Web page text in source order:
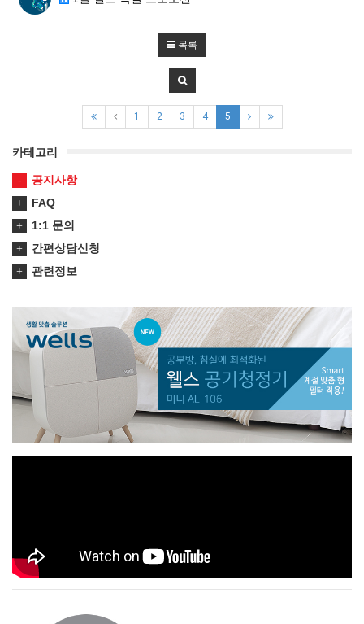
목록
1 2 3 4 5
카테고리
공지사항
FAQ
1:1 문의
간편상담신청
관련정보